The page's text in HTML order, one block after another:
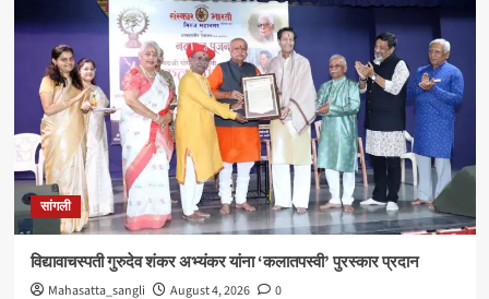
सांगली
विद्यावाचस्पती गुरुदेव शंकर अभ्यंकर यांना ‘कलातपस्वी’ पुरस्कार प्रदान
Mahasatta_sangli August 4, 2026 0